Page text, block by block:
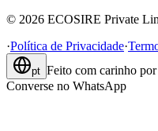
© 2026 ECOSIRE Private
·Política de Privacidade·
pt Feito com carinho por
Converse no WhatsApp